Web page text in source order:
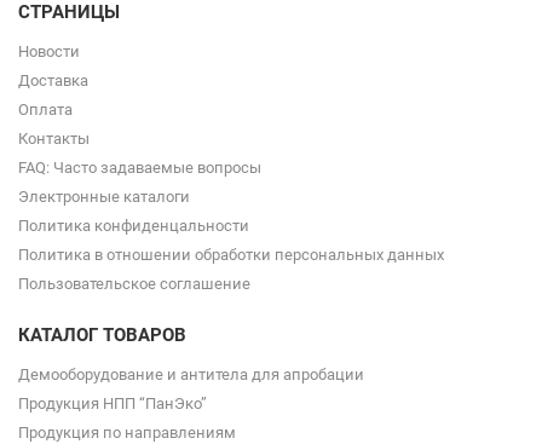
СТРАНИЦЫ
Новости
Доставка
Оплата
Контакты
FAQ: Часто задаваемые вопросы
Электронные каталоги
Политика конфиденцальности
Политика в отношении обработки персональных данных
Пользовательское соглашение
КАТАЛОГ ТОВАРОВ
Демооборудование и антитела для апробации
Продукция НПП “ПанЭко”
Продукция по направлениям